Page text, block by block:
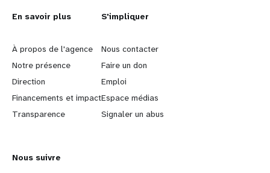
L
e
a
r
n
o
En savoir plus
À propos de l'agence
Notre présence
Direction
Financements et impact
Transparence
G
o
b
e
y
S'impliquer
Nous contacter
Faire un don
Emploi
Espace médias
Signaler un abus
Nous suivre